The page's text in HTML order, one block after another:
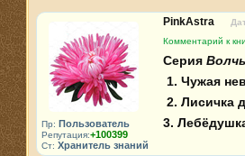
Пр: Пользователь
Репутация:+100399
Ст: Хранитель знаний
PinkAstra
Комментарий к
Серия
1. Чужая
2. Лисичка
3.